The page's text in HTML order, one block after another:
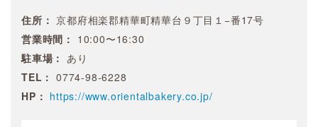
住所： 京都府相楽郡精華町精華台９丁目１−番17号
営業時間： 10:00〜16:30
駐車場： あり
TEL： 0774-98-6228
HP： https://www.orientalbakery.co.jp/